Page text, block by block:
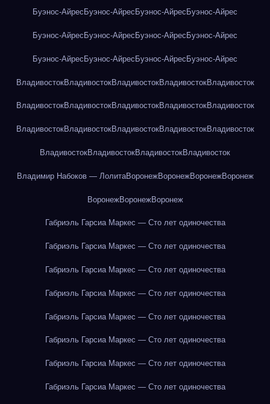
Буэнос-Айрес Буэнос-Айрес Буэнос-Айрес Буэнос-Айрес
Буэнос-Айрес Буэнос-Айрес Буэнос-Айрес Буэнос-Айрес
Буэнос-Айрес Буэнос-Айрес Буэнос-Айрес Буэнос-Айрес
ВладивостокВладивостокВладивостокВладивостокВладивосток
ВладивостокВладивостокВладивостокВладивостокВладивосток
ВладивостокВладивостокВладивостокВладивостокВладивосток
ВладивостокВладивостокВладивостокВладивосток
Владимир Набоков — ЛолитаВоронежВоронежВоронежВоронеж
ВоронежВоронежВоронеж
Габриэль Гарсиа Маркес — Сто лет одиночества
Габриэль Гарсиа Маркес — Сто лет одиночества
Габриэль Гарсиа Маркес — Сто лет одиночества
Габриэль Гарсиа Маркес — Сто лет одиночества
Габриэль Гарсиа Маркес — Сто лет одиночества
Габриэль Гарсиа Маркес — Сто лет одиночества
Габриэль Гарсиа Маркес — Сто лет одиночества
Габриэль Гарсиа Маркес — Сто лет одиночества